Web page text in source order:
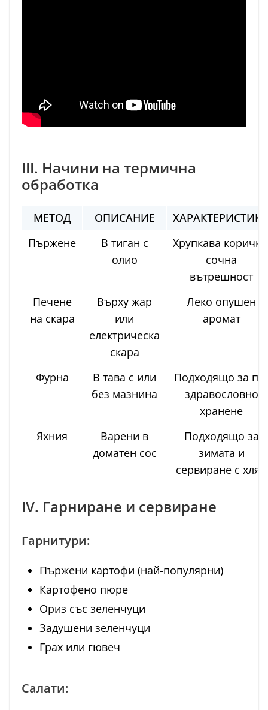
III. Начини на термична
обработка
МЕТОД ОПИСАНИЕ
Пържене
В тиган с
олио
Хрупкава
сочна
вътрешност
Печене
на скара
Върху жар
или
електрическа
скара
Леко опушен
аромат
Фурна
В тава с или
без мазнина
Подходящо за по-
здравословно
хранене
Яхния
Варени в
доматен сос
Подходящо за
зимата и
сервиране с хляб
IV. Гарниране и сервиране
Гарнитури:
Пържени картофи (най-популярни)
Картофено пюре
Ориз със зеленчуци
Задушени зеленчуци
Грах или гювеч
Салати: